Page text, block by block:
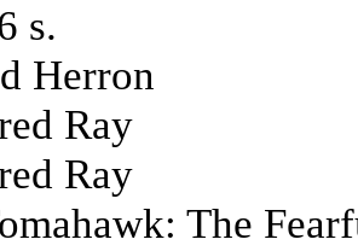
s.
Herron
Ray
Ray
The